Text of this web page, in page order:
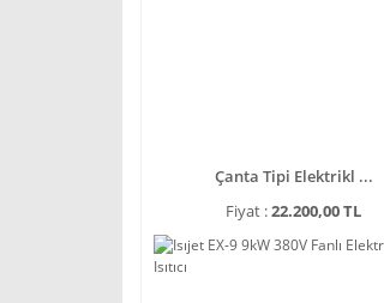
Çanta Tipi Elektrikl ...
Fiyat :22.200,00 TL